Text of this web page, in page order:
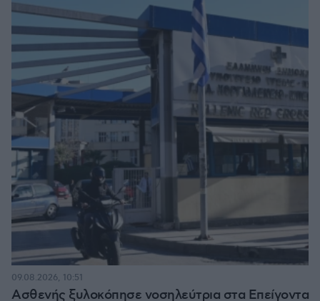
Ασθενής ξυλοκόπησε νοσηλεύτρια στα Επείγοντα
09.08.2026, 10:51